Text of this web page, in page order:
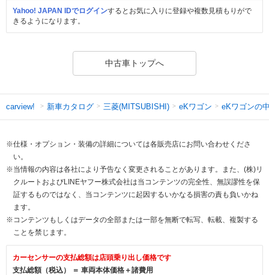
Yahoo! JAPAN IDでログインするとお気に入りに登録や複数見積もりがで
きるようになります。
中古車トップへ
carview! 新車カタログ 三菱(MITSUBISHI) eKワゴン eKワゴンの
※仕様・オプション・装備の詳細については各販売店にお問い合わせくださ
い。
※当情報の内容は各社により予告なく変更されることがあります。また、(株)リ
クルートおよびLINEヤフー株式会社は当コンテンツの完全性、無誤謬性を保
証するものではなく、当コンテンツに起因するいかなる損害の責も負いかね
ます。
※コンテンツもしくはデータの全部または一部を無断で転写、転載、複製する
ことを禁じます。
カーセンサーの支払総額は店頭乗り出し価格です
支払総額（税込） ＝ 車両本体価格＋諸費用